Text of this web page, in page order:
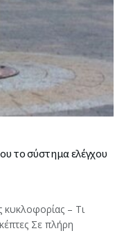
το σύστημα ελέγχου
κυκλοφορίας – Τι
Σε πλήρη